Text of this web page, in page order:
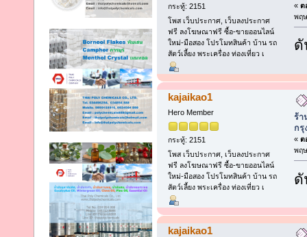
กระทู้: 2151
โพส เว็บประกาศ, เว็บลงประกาศ
ฟรี ลงโฆษณาฟรี ซื้อ-ขายออนไลน์
ใหม่-มือสอง โปรโมทสินค้า บ้าน รถ
สัตว์เลี้ยง พระเครื่อง ท่องเที่ยว เ
« ต
พฤ
ดั
kajaikao1
Hero Member
กระทู้: 2151
โพส เว็บประกาศ, เว็บลงประกาศ
ฟรี ลงโฆษณาฟรี ซื้อ-ขายออนไลน์
ใหม่-มือสอง โปรโมทสินค้า บ้าน รถ
สัตว์เลี้ยง พระเครื่อง ท่องเที่ยว เ
ร้า
กรุ
« ต
พฤ
ดั
kajaikao1